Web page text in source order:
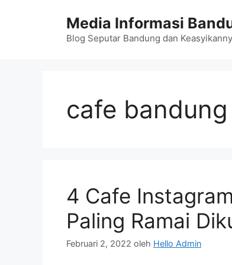
Media Informasi
Blog Seputar Bandung dan
cafe
4 Cafe
Paling Ramai
Februari 2, 2022 oleh Hello Admin